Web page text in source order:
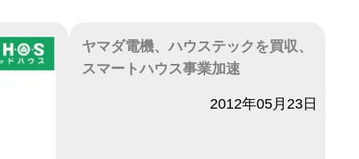
ヤマダ電機、ハウステックを買収、
スマートハウス事業加速
2012年05月23日